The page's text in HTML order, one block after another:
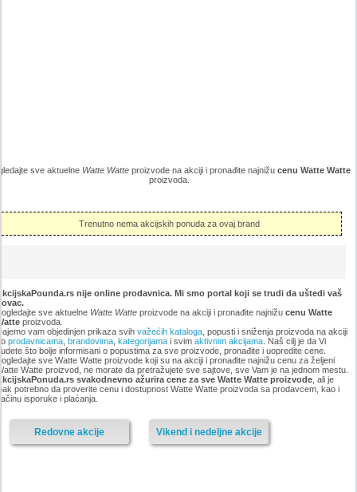
sve aktuelne Watte Watte proizvode na akciji i pronađite najnižucenu Watte Watte
proizvoda.
Trenutno nema akcijskih ponuda za ovaj brand
nije online prodavnica. Mi smo portal koji se trudi da uštedi vaš
sve aktuelne Watte Watteproizvode na akciji i pronađite najnižu cenu Watte
proizvoda.
vam objedinjen prikaza svih važećih kataloga, popusti i sniženja proizvoda na akciji
prodavnicama, brandovima, kategorijamai svim aktivnim akcijama. Naš cilj je da Vi
što bolje informisani o popustima za sve proizvode, pronađite i uopredite cene.
sve Watte Watte proizvode koji su na akciji i pronađite najnižu cenu za željeni
Watte proizvod, ne morate da pretražujete sve sajtove, sve Vam je na jednom mestu.
svakodnevno ažurira cene za sve Watte Watte proizvode, ali je
potrebno da proverite cenu i dostupnost Watte Watte proizvoda sa prodavcem, kao i
isporuke i plaćanja.
Vikend i nedeljne akcije
Redovne akcije